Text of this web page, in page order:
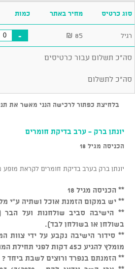
סוג כרטיס מחיר באתר כמות
רגיל 85
₪
-
סה"כ תשלום עבור כרטיסים
סה"כ לתשלום
בלחיצת כפתור לרכישה הנני מאשר את
יונתן ברק - ערב בדיקת חומרים
הכניסה מגיל 18
יונתן ברק בערב בדיקת חומרים לקראת מופע
** הכניסה מגיל 18
** יש במקום הזמנת אוכל ושתיה ע"י
** הישיבה סביב שולחנות ועל הבר
בשולחן או בשולחן לבד).
** סידור הישיבה נקבע על ידי צוות
מומלץ להגיע כ45 דקות לפני תחילת המופע.
** הזמנתם בנפרד ורוצים לשבת ביחד ?